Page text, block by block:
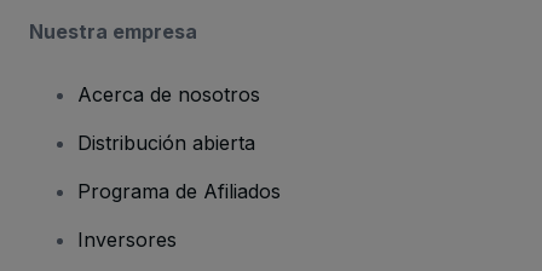
Nuestra empresa
Acerca de nosotros
Distribución abierta
Programa de Afiliados
Inversores